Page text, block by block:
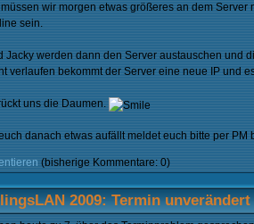
wir morgen etwas größeres an dem
sein.
Jacky werden dann den Server austauschen und
verlaufen bekommt der Server eine neue IP und
uns die Daumen.
danach etwas aufällt meldet euch bitte per PM
(bisherige Kommentare: 0)
2009: Termin